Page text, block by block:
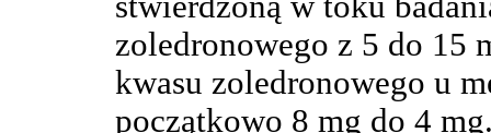
zoledronowego z 5 do 15
kwasu zoledronowego u
początkowo 8 mg do 4